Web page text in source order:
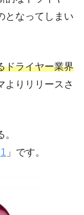
となってしまい
ドライヤー業界
よりリリースさ
」です。